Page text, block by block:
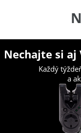
Nechajte si aj
Každý
a